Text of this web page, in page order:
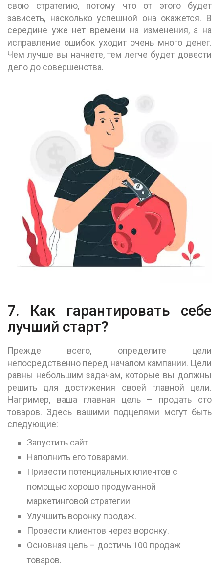
свою стратегию, потому что от этого будет
зависеть, насколько успешной она окажется. В
середине уже нет времени на изменения, а на
исправление ошибок уходит очень много денег.
Чем лучше вы начнете, тем легче будет довести
дело до совершенства.
7. Как гарантировать себе
лучший старт?
Прежде всего, определите цели
непосредственно перед началом кампании. Цели
равны небольшим задачам, которые вы должны
решить для достижения своей главной цели.
Например, ваша главная цель – продать сто
товаров. Здесь вашими подцелями могут быть
следующие:
Запустить сайт.
Наполнить его товарами.
Привести потенциальных клиентов с
помощью хорошо продуманной
маркетинговой стратегии.
Улучшить воронку продаж.
Провести клиентов через воронку.
Основная цель – достичь 100 продаж
товаров.